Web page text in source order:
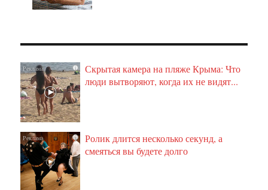
i
Скрытая камера на пляже Крыма: Что
люди вытворяют, когда их не видят...
i
Ролик длится несколько секунд, а
смеяться вы будете долго